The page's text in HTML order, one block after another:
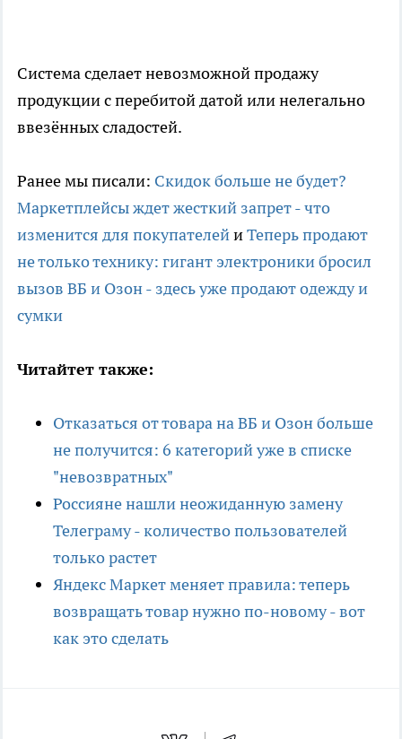
Система сделает невозможной продажу
продукции с перебитой датой или нелегально
ввезённых сладостей.
Ранее мы писали: Скидок больше не будет?
Маркетплейсы ждет жесткий запрет - что
изменится для покупателейиТеперь продают
не только технику: гигант электроники бросил
вызов ВБ и Озон - здесь уже продают одежду и
сумки
Читайтет также:
Отказаться от товара на ВБ и Озон больше
не получится: 6 категорий уже в списке
"невозвратных"
Россияне нашли неожиданную замену
Телеграму - количество пользователей
только растет
Яндекс Маркет меняет правила: теперь
возвращать товар нужно по-новому - вот
как это сделать